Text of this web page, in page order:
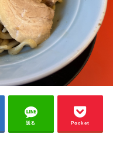
送る Pocket